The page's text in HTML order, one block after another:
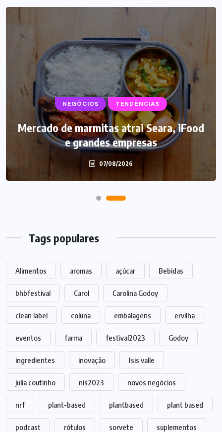
NEGÓCIOS TENDÊNCIAS
Mercado de marmitas atrai Seara, iFood
e grandes empresas
07/08/2026
SUPLEMENTOS
Caffeine Army lança campanha para o
Dia dos Pais
07/08/2026
Tags populares
Alimentos aromas açúcar Bebidas
bhbfestival Carol Carolina Godoy
clean label coluna embalagens ervilha
eventos farma festival2023 Godoy
ingredientes inovação Isis valle
julia coutinho nis2023 novos negócios
nrf plant-based plantbased plant based
podcast rótulos sorvete suplementos